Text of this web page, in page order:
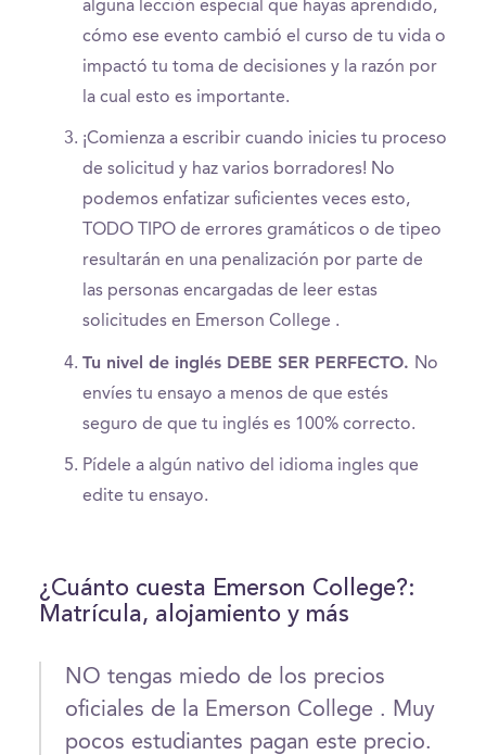
alguna lección especial que hayas aprendido,
cómo ese evento cambió el curso de tu vida o
impactó tu toma de decisiones y la razón por
la cual esto es importante.
¡Comienza a escribir cuando inicies tu proceso
de solicitud y haz varios borradores! No
podemos enfatizar suficientes veces esto,
TODO TIPO de errores gramáticos o de tipeo
resultarán en una penalización por parte de
las personas encargadas de leer estas
solicitudes en Emerson College .
Tu nivel de inglés DEBE SER PERFECTO. No
envíes tu ensayo a menos de que estés
seguro de que tu inglés es 100% correcto.
Pídele a algún nativo del idioma ingles que
edite tu ensayo.
¿Cuánto cuesta Emerson College?:
Matrícula, alojamiento y más
NO tengas miedo de los precios
oficiales de la Emerson College . Muy
pocos estudiantes pagan este precio.